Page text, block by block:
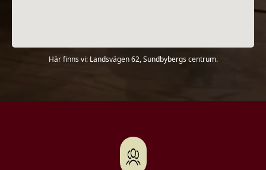
Här finns vi: Landsvägen 62, Sundbybergs centrum.